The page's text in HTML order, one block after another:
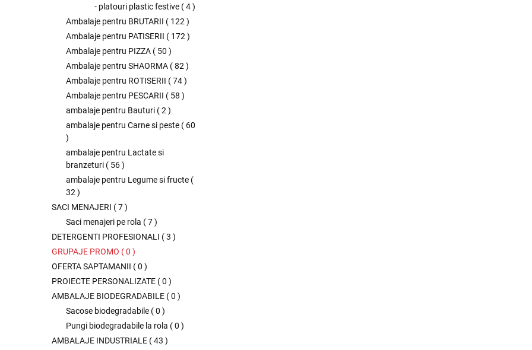
- platouri plastic festive (4)
Ambalaje pentru BRUTARII ( 122 )
Ambalaje pentru PATISERII ( 172 )
Ambalaje pentru PIZZA ( 50 )
Ambalaje pentru SHAORMA (82 )
Ambalaje pentru ROTISERII (74)
Ambalaje pentru PESCARII ( 58 )
ambalaje pentru Bauturi (2 )
ambalaje pentru Carne si peste ( 60
)
ambalaje pentru Lactate si
branzeturi ( 56)
ambalaje pentru Legume si fructe (
32 )
SACI MENAJERI (7)
Saci menajeri pe rola (7)
DETERGENTI PROFESIONALI (3 )
GRUPAJE PROMO (0 )
OFERTA SAPTAMANII (0 )
PROIECTE PERSONALIZATE (0 )
AMBALAJE BIODEGRADABILE (0 )
Sacose biodegradabile (0 )
Pungi biodegradabile la rola (0 )
AMBALAJE INDUSTRIALE (43 )